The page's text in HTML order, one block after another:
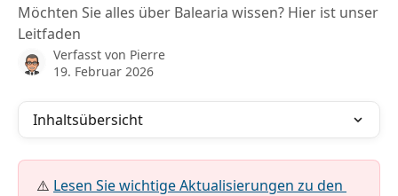
Möchten Sie alles über Balearia wissen? Hier ist unser
Leitfaden
Verfasst von Pierre
19. Februar 2026
Inhaltsübersicht
⚠️ Lesen Sie wichtige Aktualisierungen zu den